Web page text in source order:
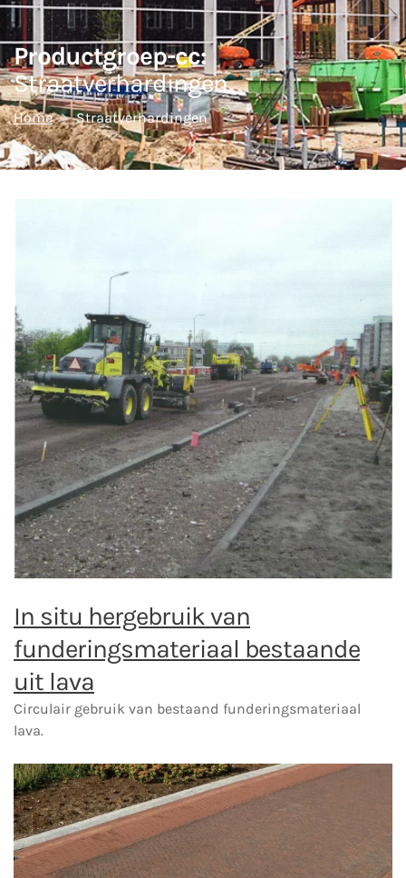
Productgroep-cc:
Straatverhardingen
Home Straatverhardingen
In situ hergebruik van
funderingsmateriaal bestaande
uit lava
Circulair gebruik van bestaand funderingsmateriaal
lava.